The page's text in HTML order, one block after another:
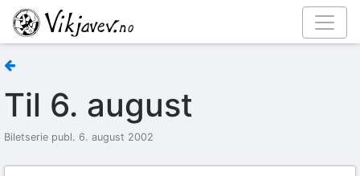
Til 6. august
Biletserie publ. 6. august 2002